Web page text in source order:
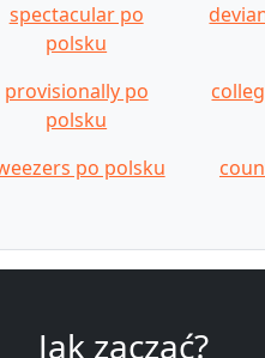
spectacular po
polsku
provisionally po
polsku
po polsku
Jak zacząć?